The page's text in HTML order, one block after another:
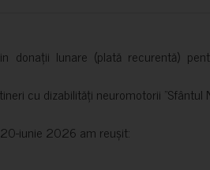
donații lunare (plată recurentă)
cu dizabilități neuromotorii ”Sfântul
iunie 2026 am reușit: